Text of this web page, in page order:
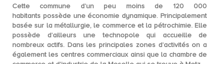
Cette commune d’un peu moins de 120 000
habitants possède une économie dynamique. Principalement
basée sur la métallurgie, le commerce et la pétrochimie. Elle
possède d’ailleurs une technopole qui accueille de
nombreux actifs. Dans les principales zones d’activités on a
également les centres commerciaux ainsi que la chambre de